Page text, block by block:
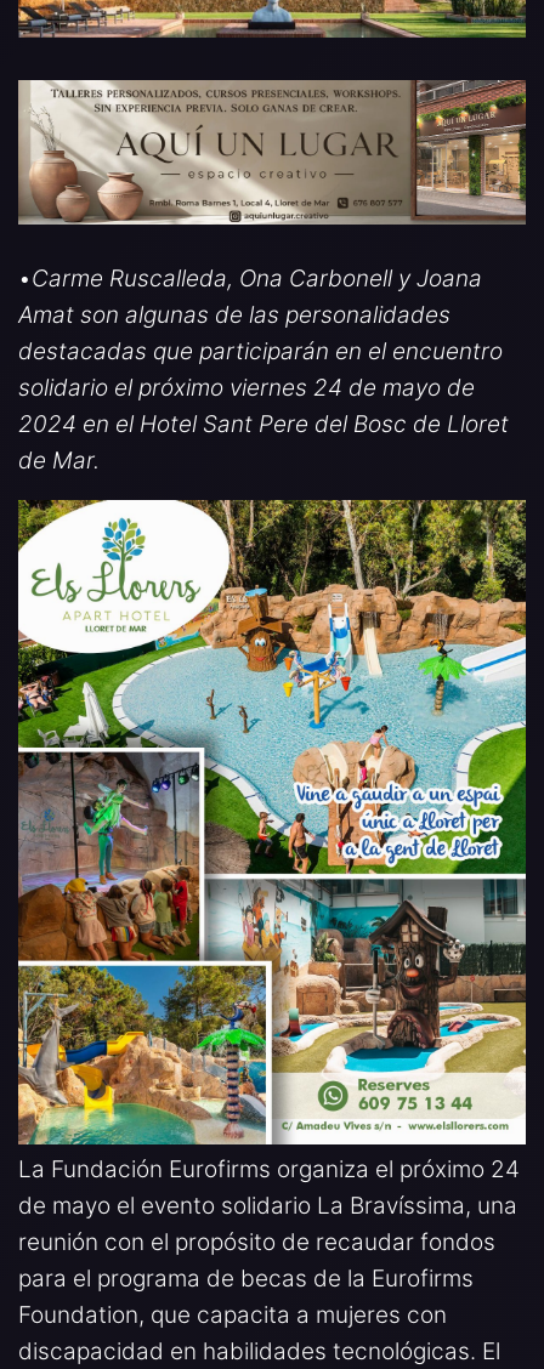
•Carme Ruscalleda, Ona Carbonell y Joana
Amat son algunas de las personalidades
destacadas que participarán en el encuentro
solidario el próximo viernes 24 de mayo de
2024 en el Hotel Sant Pere del Bosc de Lloret
de Mar.
La Fundación Eurofirms organiza el próximo 24
de mayo el evento solidario La Bravíssima, una
reunión con el propósito de recaudar fondos
para el programa de becas de la Eurofirms
Foundation, que capacita a mujeres con
discapacidad en habilidades tecnológicas. El